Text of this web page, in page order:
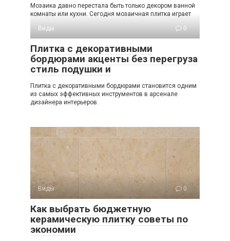
Мозаика давно перестала быть только декором ванной
комнаты или кухни. Сегодня мозаичная плитка играет
Виды
0
Плитка с декоративными
бордюрами акценты без перегруза
стиль подушки и
Плитка с декоративными бордюрами становится одним
из самых эффективных инструментов в арсенале
дизайнера интерьеров.
Виды 0
Как выбрать бюджетную
керамическую плитку советы по
экономии